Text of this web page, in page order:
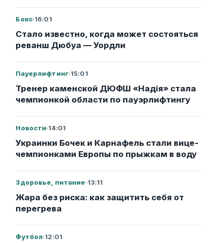
Бокс·16:01
Стало известно, когда может состояться
реванш Дюбуа — Уордли
Пауерлифтинг·15:01
Тренер каменской ДЮФШ «Надія» стала
чемпионкой области по пауэрлифтингу
Новости·14:01
Украинки Бочек и Карнафель стали вице-
чемпионками Европы по прыжкам в воду
Здоровье, питание·13:11
Жара без риска: как защитить себя от
перегрева
Футбол·12:01